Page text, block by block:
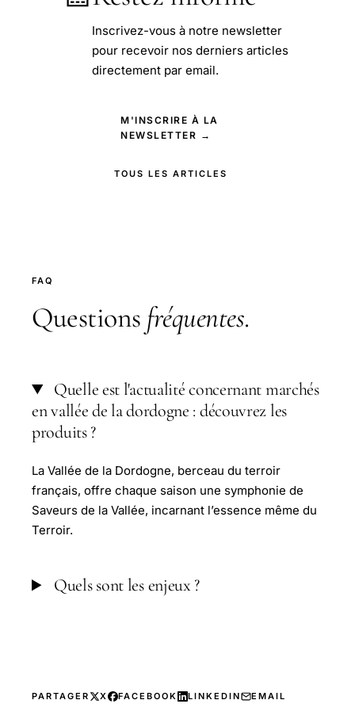
Inscrivez-vous à notre newsletter
pour recevoir nos derniers articles
directement par email.
M'INSCRIRE À LA
NEWSLETTER →
TOUS LES ARTICLES
FAQ
Questions fréquentes.
Quelle est l'actualité concernant marchés
en vallée de la dordogne : découvrez les
produits ?
La Vallée de la Dordogne, berceau du terroir
français, offre chaque saison une symphonie de
Saveurs de la Vallée, incarnant l’essence même du
Terroir.
Quels sont les enjeux ?
PARTAGER X FACEBOOK LINKEDIN EMAIL